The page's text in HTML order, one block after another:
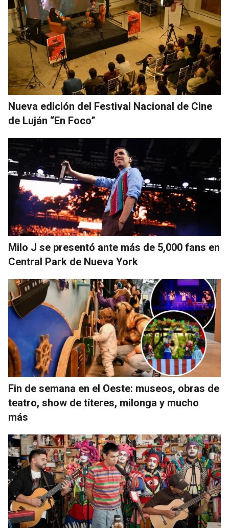
Nueva edición del Festival Nacional de Cine
de Luján “En Foco”
Milo J se presentó ante más de 5,000 fans en
Central Park de Nueva York
Fin de semana en el Oeste: museos, obras de
teatro, show de títeres, milonga y mucho
más